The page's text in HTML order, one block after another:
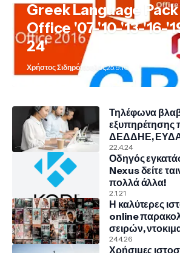
Greek Language
Office '07-'10-'13-'16-
24'
Χρήστος Σιδηρόπουλος25.9.10
Τηλέφωνα
εξυπηρέτησης
ΔΕΔΔΗΕ,
COSMOTE,
22.4.24
Οδηγός
Nexus δείτε
πολλά άλλα!
2.1.21
Η καλύτερες
online
σειρών,
24.4.26
Χρήσιμες